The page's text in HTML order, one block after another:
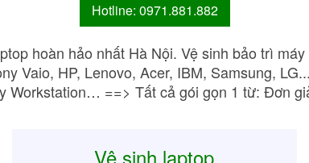
Hotline: 0971.881.882
hoàn hảo nhất Hà Nội. Vệ sinh bảo trì
Vaio, HP, Lenovo, Acer, IBM, Samsung,
Workstation… ==> Tất cả gói gọn 1 từ: Đơn
Vệ sinh laptop